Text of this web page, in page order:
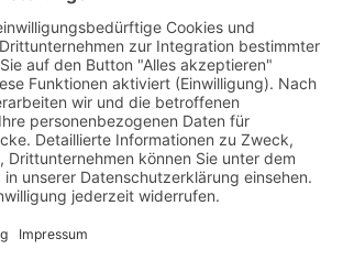
Neuigkeiten,
und10 EUR Gutscheinsichern!
möglich.